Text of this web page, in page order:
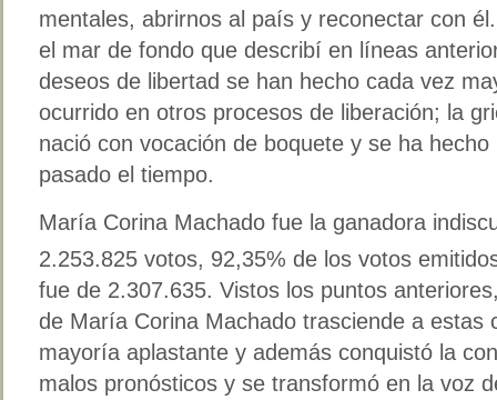
mentales, abrirnos al país y reconectar con
el mar de fondo que describí en líneas
deseos de libertad se han hecho cada vez
ocurrido en otros procesos de liberación; la
nació con vocación de boquete y se ha
pasado el tiempo.
María Corina Machado fue la ganadora
2.253.825 votos, 92,35% de los votos
fue de 2.307.635. Vistos los puntos
de María Corina Machado trasciende a estas
mayoría aplastante y además conquistó la
malos pronósticos y se transformó en la voz